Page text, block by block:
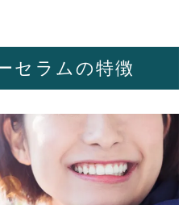
セラムの特徴